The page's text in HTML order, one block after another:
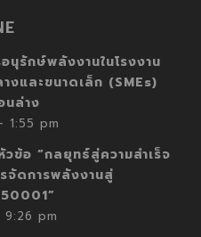
นุรักษ์พลังงานในโรงงาน
งและขนาดเล็ก (SMEs)
นล่าง
1:55 pm
วข้อ “กลยุทธ์สู่ความสำเร็จ
จัดการพลังงานสู่
pm